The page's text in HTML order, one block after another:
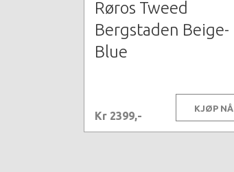
Røros Tweed
Bergstaden Beige-
Blue
Kr 2399,-
KJØP NÅ